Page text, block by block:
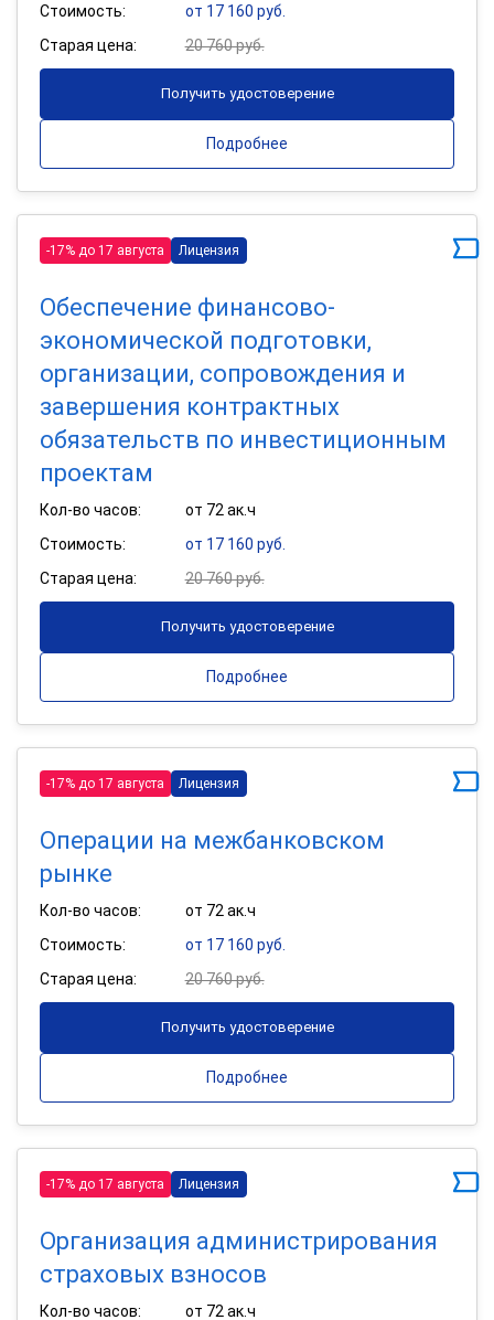
Стоимость:
от 17 160 руб.
Старая цена:
20 760 руб.
Получить удостоверение
Подробнее
-17% до 17 августа Лицензия
Обеспечение финансово-
экономической подготовки,
организации, сопровождения и
завершения контрактных
обязательств по инвестиционным
проектам
Кол-во часов:
от 72 ак.ч
Стоимость:
от 17 160 руб.
Старая цена:
20 760 руб.
Получить удостоверение
Подробнее
-17% до 17 августа Лицензия
Операции на межбанковском
рынке
Кол-во часов:
от 72 ак.ч
Стоимость:
от 17 160 руб.
Старая цена:
20 760 руб.
Получить удостоверение
Подробнее
-17% до 17 августа Лицензия
Организация администрирования
страховых взносов
Кол-во часов:
от 72 ак.ч